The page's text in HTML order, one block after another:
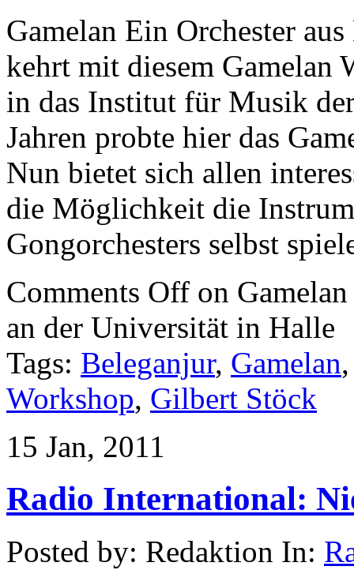
Gamelan Ein Orchester
kehrt mit diesem Gamelan
in das Institut für Musik
Jahren probte hier das
Nun bietet sich allen
die Möglichkeit die
Gongorchesters selbst
Comments Off on
an der Universität in Halle
Tags: Beleganjur, Gamelan
Workshop, Gilbert Stöck
15 Jan, 2011
Radio International:
Posted by: Redaktion In: